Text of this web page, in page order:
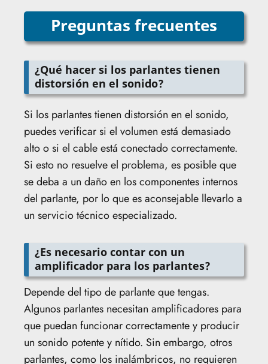
Preguntas frecuentes
¿Qué hacer si los parlantes tienen
distorsión en el sonido?
Si los parlantes tienen distorsión en el sonido,
puedes verificar si el volumen está demasiado
alto o si el cable está conectado correctamente.
Si esto no resuelve el problema, es posible que
se deba a un daño en los componentes internos
del parlante, por lo que es aconsejable llevarlo a
un servicio técnico especializado.
¿Es necesario contar con un
amplificador para los parlantes?
Depende del tipo de parlante que tengas.
Algunos parlantes necesitan amplificadores para
que puedan funcionar correctamente y producir
un sonido potente y nítido. Sin embargo, otros
parlantes, como los inalámbricos, no requieren